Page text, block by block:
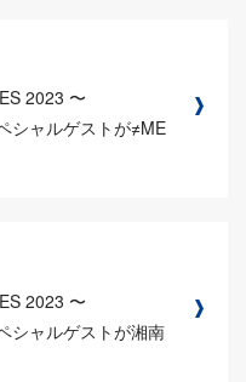
2023 〜
シャルゲストが≠ME
2023 〜
シャルゲストが湘南